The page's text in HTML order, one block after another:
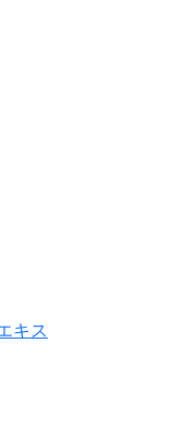
キス